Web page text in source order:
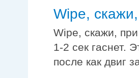
Wipe,
Wipe, cкажи,
1-2 сек гаснет.
после как двиг